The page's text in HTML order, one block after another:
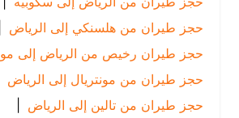
حجز طيران من هلسنكي إلى الرياض
|
حجز طيران رخيص من الرياض إلى مونتريال
حجز طيران من مونتريال إلى الرياض
|
حجز طيران من تالين إلى الرياض
|